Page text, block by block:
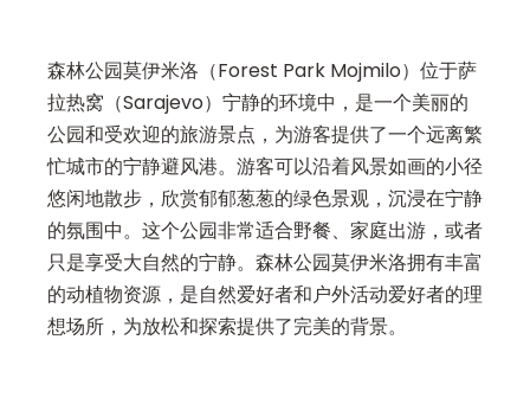
森林公园莫伊米洛（Forest Park Mojmilo）位于萨
拉热窝（Sarajevo）宁静的环境中，是一个美丽的
公园和受欢迎的旅游景点，为游客提供了一个远离繁
忙城市的宁静避风港。游客可以沿着风景如画的小径
悠闲地散步，欣赏郁郁葱葱的绿色景观，沉浸在宁静
的氛围中。这个公园非常适合野餐、家庭出游，或者
只是享受大自然的宁静。森林公园莫伊米洛拥有丰富
的动植物资源，是自然爱好者和户外活动爱好者的理
想场所，为放松和探索提供了完美的背景。